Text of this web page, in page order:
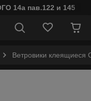
14а пав.122 и 145
Ветровики клеящиеся